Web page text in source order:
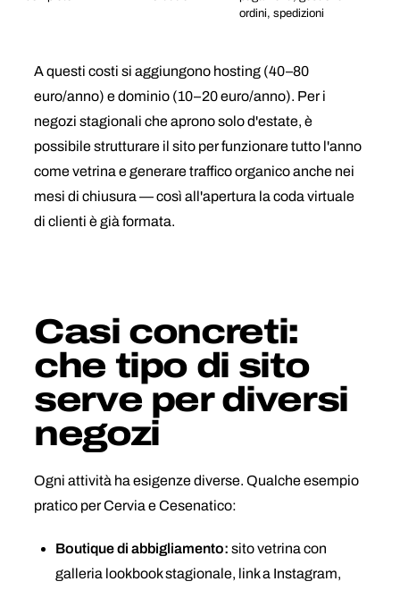
ordini, spedizioni
A questi costi si aggiungono hosting (40–80
euro/anno) e dominio (10–20 euro/anno). Per i
negozi stagionali che aprono solo d'estate, è
possibile strutturare il sito per funzionare tutto l'anno
come vetrina e generare traffico organico anche nei
mesi di chiusura — così all'apertura la coda virtuale
di clienti è già formata.
Casi concreti:
che tipo di sito
serve per diversi
negozi
Ogni attività ha esigenze diverse. Qualche esempio
pratico per Cervia e Cesenatico:
Boutique di abbigliamento: sito vetrina con
galleria lookbook stagionale, link a Instagram,